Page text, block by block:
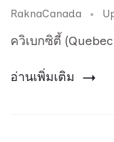
RaknaCanada
ควิเบกซิตี้
อ่านเพิ่มเติม